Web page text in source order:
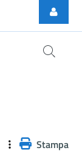
Stampa